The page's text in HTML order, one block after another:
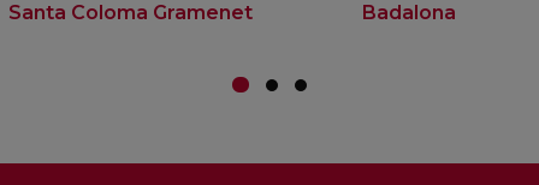
Santa Coloma Gramenet Badalona